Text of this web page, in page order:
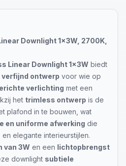
Downlight 1x3W, 2700K,
Linear Downlight 1x3W biedt
ontwerp voor wie op
verlichting met een
het trimless ontwerp is de
plafond in te bouwen, wat
en uniforme afwerking die
elegante interieurstijlen.
van 3W en een lichtopbrengst
downlight subtiele